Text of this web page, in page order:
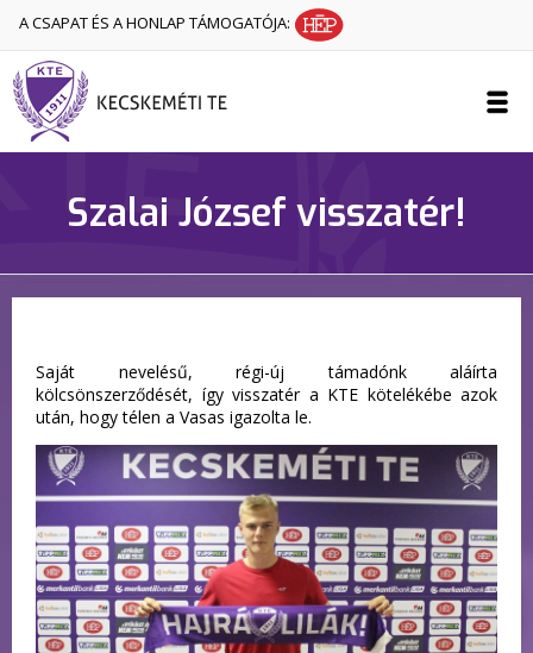
A CSAPAT ÉS A HONLAP TÁMOGATÓJA:
Szalai József visszatér!
Saját nevelésű, régi-új támadónk aláírta
kölcsönszerződését, így visszatér a KTE kötelékébe azok
után, hogy télen a Vasas igazolta le.